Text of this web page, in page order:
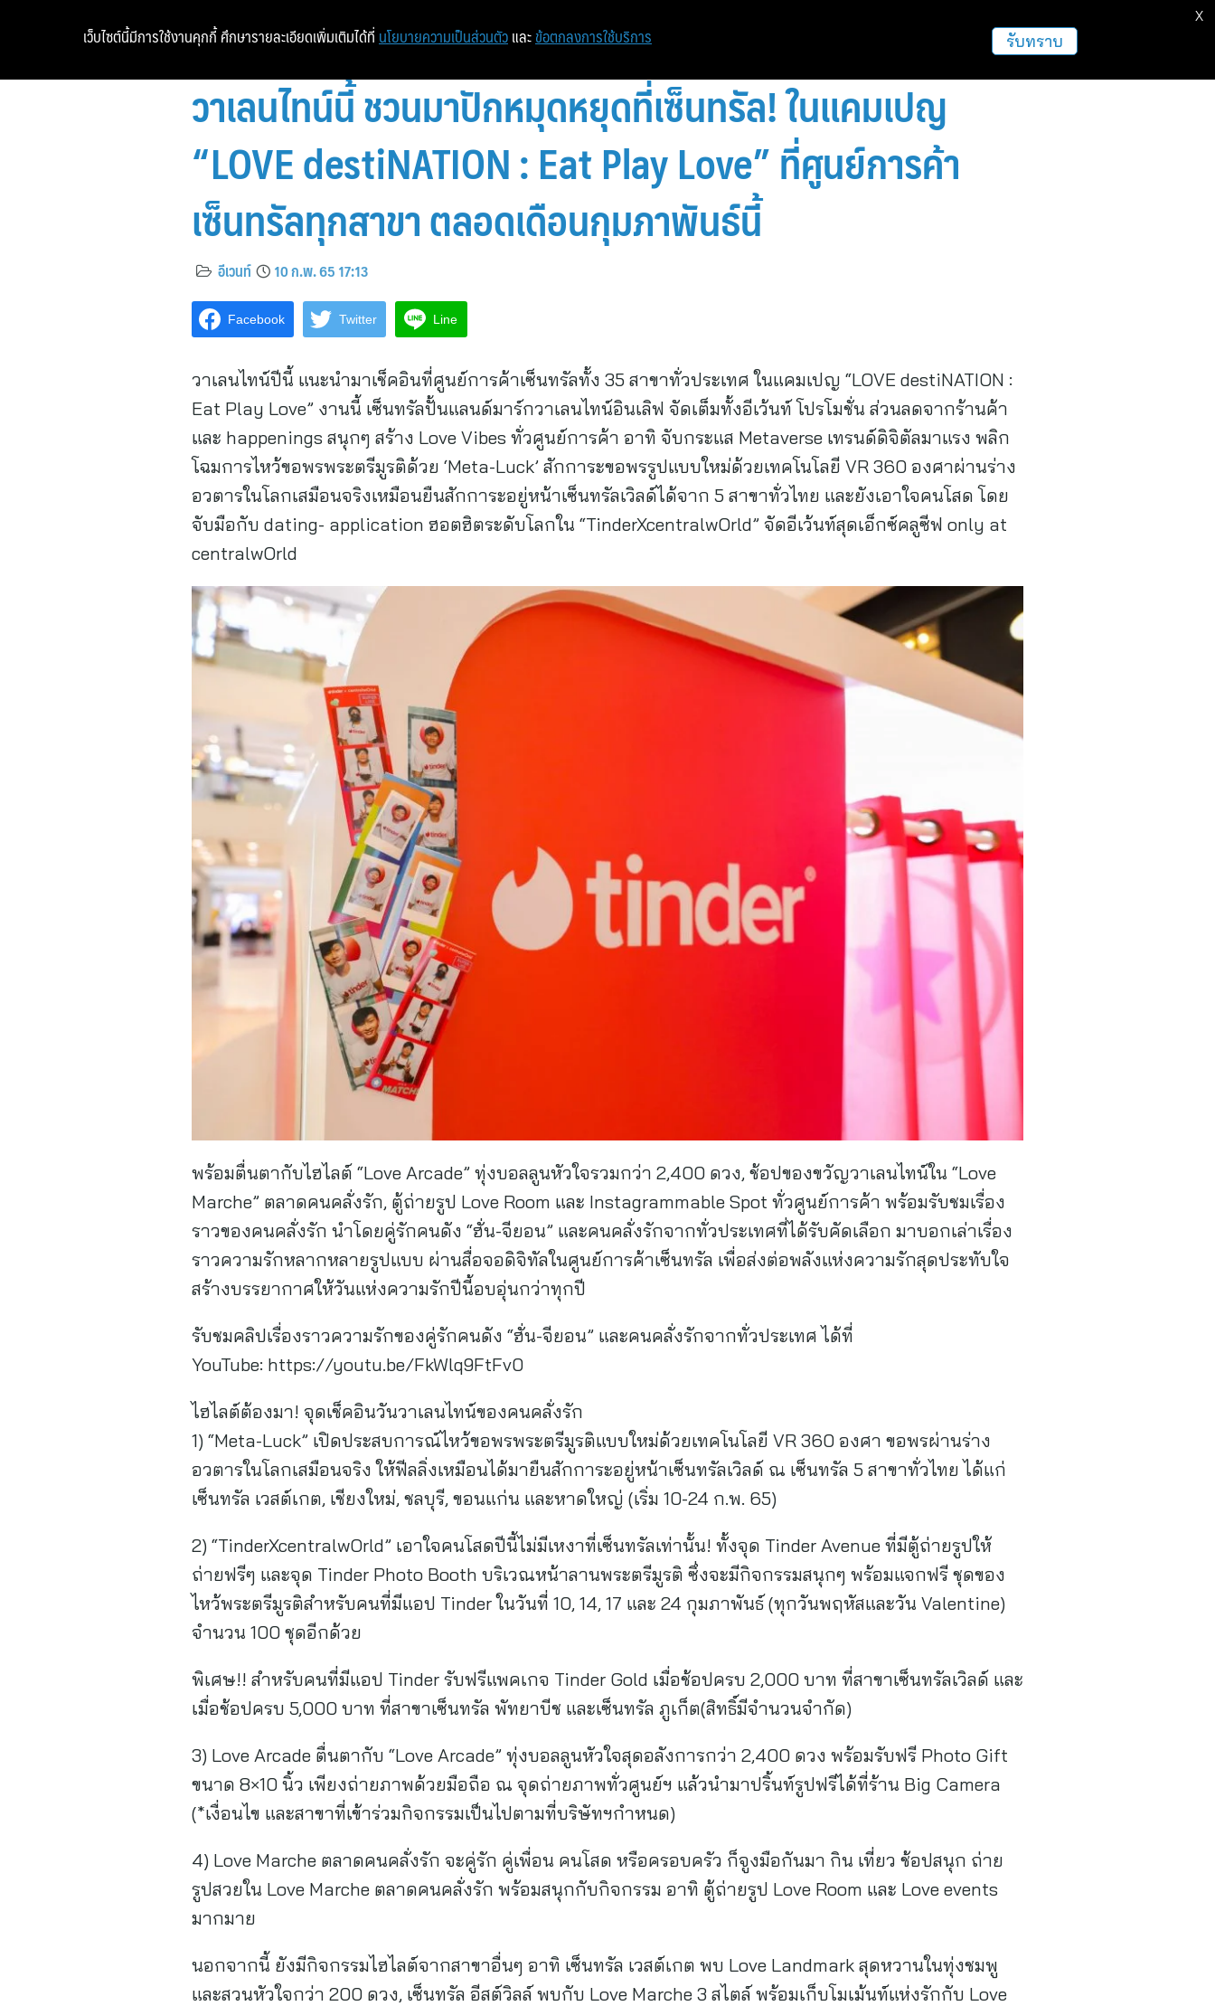
วาเลนไทน์นี้ ชวนมาปักหมุดหยุดที่เซ็นทรัล! ในแคมเปญ
“LOVE destiNATION : Eat Play Love” ที่ศูนย์การค้า
เซ็นทรัลทุกสาขา ตลอดเดือนกุมภาพันธ์นี้
อีเวนท์ 10 ก.พ. 65 17:13
Facebook Twitter Line
วาเลนไทน์ปีนี้ แนะนำมาเช็คอินที่ศูนย์การค้าเซ็นทรัลทั้ง 35 สาขาทั่วประเทศ ในแคมเปญ “LOVE destiNATION :
Eat Play Love” งานนี้ เซ็นทรัลปั้นแลนด์มาร์กวาเลนไทน์อินเลิฟ จัดเต็มทั้งอีเว้นท์ โปรโมชั่น ส่วนลดจากร้านค้า
และ happenings สนุกๆ สร้าง Love Vibes ทั่วศูนย์การค้า อาทิ จับกระแส Metaverse เทรนด์ดิจิตัลมาแรง พลิก
โฉมการไหว้ขอพรพระตรีมูรติด้วย ‘Meta-Luck’ สักการะขอพรรูปแบบใหม่ด้วยเทคโนโลยี VR 360 องศาผ่านร่าง
อวตารในโลกเสมือนจริงเหมือนยืนสักการะอยู่หน้าเซ็นทรัลเวิลด์ได้จาก 5 สาขาทั่วไทย และยังเอาใจคนโสด โดย
จับมือกับ dating- application ฮอตฮิตระดับโลกใน “TinderXcentralwOrld” จัดอีเว้นท์สุดเอ็กซ์คลูซีฟ only at
centralwOrld
พร้อมตื่นตากับไฮไลต์ “Love Arcade” ทุ่งบอลลูนหัวใจรวมกว่า 2,400 ดวง, ช้อปของขวัญวาเลนไทน์ใน “Love
Marche” ตลาดคนคลั่งรัก, ตู้ถ่ายรูป Love Room และ Instagrammable Spot ทั่วศูนย์การค้า พร้อมรับชมเรื่อง
ราวของคนคลั่งรัก นำโดยคู่รักคนดัง “ฮั่น-จียอน” และคนคลั่งรักจากทั่วประเทศที่ได้รับคัดเลือก มาบอกเล่าเรื่อง
ราวความรักหลากหลายรูปแบบ ผ่านสื่อจอดิจิทัลในศูนย์การค้าเซ็นทรัล เพื่อส่งต่อพลังแห่งความรักสุดประทับใจ
สร้างบรรยากาศให้วันแห่งความรักปีนี้อบอุ่นกว่าทุกปี
รับชมคลิปเรื่องราวความรักของคู่รักคนดัง “ฮั่น-จียอน” และคนคลั่งรักจากทั่วประเทศ ได้ที่
YouTube: https://youtu.be/FkWlq9FtFv0
ไฮไลต์ต้องมา! จุดเช็คอินวันวาเลนไทน์ของคนคลั่งรัก
1) “Meta-Luck” เปิดประสบการณ์ไหว้ขอพรพระตรีมูรติแบบใหม่ด้วยเทคโนโลยี VR 360 องศา ขอพรผ่านร่าง
อวตารในโลกเสมือนจริง ให้ฟีลลิ่งเหมือนได้มายืนสักการะอยู่หน้าเซ็นทรัลเวิลด์ ณ เซ็นทรัล 5 สาขาทั่วไทย ได้แก่
เซ็นทรัล เวสต์เกต, เชียงใหม่, ชลบุรี, ขอนแก่น และหาดใหญ่ (เริ่ม 10-24 ก.พ. 65)
2) “TinderXcentralwOrld” เอาใจคนโสดปีนี้ไม่มีเหงาที่เซ็นทรัลเท่านั้น! ทั้งจุด Tinder Avenue ที่มีตู้ถ่ายรูปให้
ถ่ายฟรีๆ และจุด Tinder Photo Booth บริเวณหน้าลานพระตรีมูรติ ซึ่งจะมีกิจกรรมสนุกๆ พร้อมแจกฟรี ชุดของ
ไหว้พระตรีมูรติสำหรับคนที่มีแอป Tinder ในวันที่ 10, 14, 17 และ 24 กุมภาพันธ์ (ทุกวันพฤหัสและวัน Valentine)
จำนวน 100 ชุดอีกด้วย
พิเศษ!! สำหรับคนที่มีแอป Tinder รับฟรีแพคเกจ Tinder Gold เมื่อช้อปครบ 2,000 บาท ที่สาขาเซ็นทรัลเวิลด์ และ
เมื่อช้อปครบ 5,000 บาท ที่สาขาเซ็นทรัล พัทยาบีช และเซ็นทรัล ภูเก็ต(สิทธิ์มีจำนวนจำกัด)
3) Love Arcade ตื่นตากับ “Love Arcade” ทุ่งบอลลูนหัวใจสุดอลังการกว่า 2,400 ดวง พร้อมรับฟรี Photo Gift
ขนาด 8×10 นิ้ว เพียงถ่ายภาพด้วยมือถือ ณ จุดถ่ายภาพทั่วศูนย์ฯ แล้วนำมาปริ้นท์รูปฟรีได้ที่ร้าน Big Camera
(*เงื่อนไข และสาขาที่เข้าร่วมกิจกรรมเป็นไปตามที่บริษัทฯกำหนด)
4) Love Marche ตลาดคนคลั่งรัก จะคู่รัก คู่เพื่อน คนโสด หรือครอบครัว ก็จูงมือกันมา กิน เที่ยว ช้อปสนุก ถ่าย
รูปสวยใน Love Marche ตลาดคนคลั่งรัก พร้อมสนุกกับกิจกรรม อาทิ ตู้ถ่ายรูป Love Room และ Love events
มากมาย
นอกจากนี้ ยังมีกิจกรรมไฮไลต์จากสาขาอื่นๆ อาทิ เซ็นทรัล เวสต์เกต พบ Love Landmark สุดหวานในทุ่งชมพู
และสวนหัวใจกว่า 200 ดวง, เซ็นทรัล อีสต์วิลล์ พบกับ Love Marche 3 สไตล์ พร้อมเก็บโมเม้นท์แห่งรักกับ Love
เว็บไซต์นี้มีการใช้งานคุกกี้ ศึกษารายละเอียดเพิ่มเติมได้ที่ นโยบายความเป็นส่วนตัว และ ข้อตกลงการใช้บริการ รับทราบ
X